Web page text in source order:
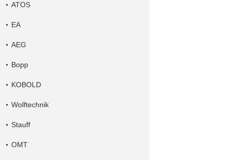
ATOS
EA
AEG
Bopp
KOBOLD
Wolftechnik
Stauff
OMT